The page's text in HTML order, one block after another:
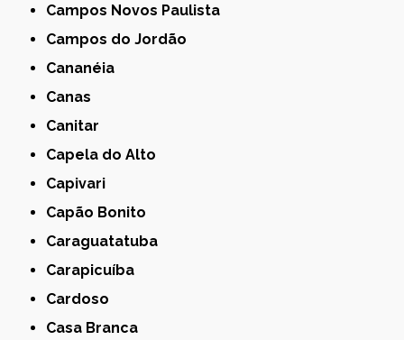
Campos Novos Paulista
Campos do Jordão
Cananéia
Canas
Canitar
Capela do Alto
Capivari
Capão Bonito
Caraguatatuba
Carapicuíba
Cardoso
Casa Branca